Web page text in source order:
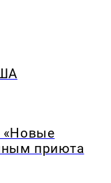
«Новые
приюта